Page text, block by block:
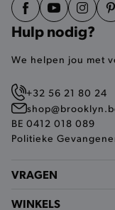
Hulp nodig?
We helpen jou met
+32 56 21 80 24
BE 0412 018 089
Politieke
VRAGEN
WINKELS
product-